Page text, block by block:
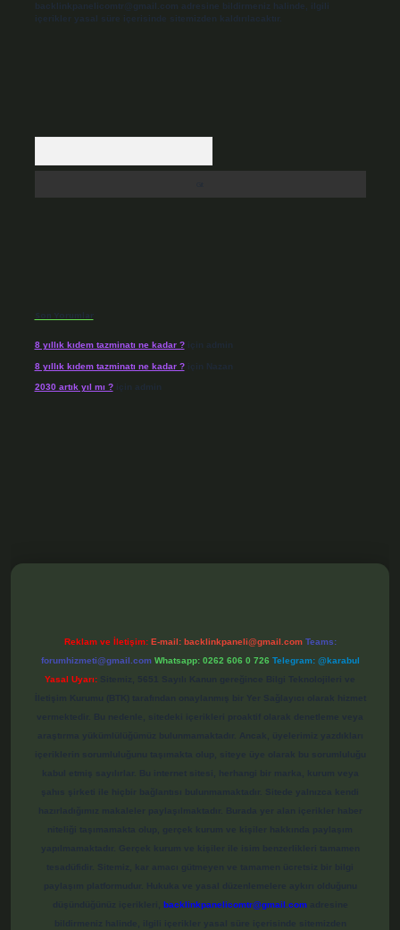
backlinkpanelicomtr@gmail.com adresine bildirmeniz halinde, ilgili
içerikler yasal süre içerisinde sitemizden kaldırılacaktır.
Son Yorumlar
8 yıllık kıdem tazminatı ne kadar ?için admin
8 yıllık kıdem tazminatı ne kadar ?için Nazan
2030 artık yıl mı ?için admin
Reklam ve İletişim: E-mail: backlinkpaneli@gmail.com Teams:
forumhizmeti@gmail.com Whatsapp: 0262 606 0 726 Telegram: @karabul
Yasal Uyarı:
backlinkpanelicomtr@gmail.comadresine